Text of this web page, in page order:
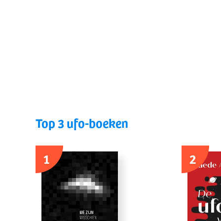
Top 3 ufo-boeken
1
2